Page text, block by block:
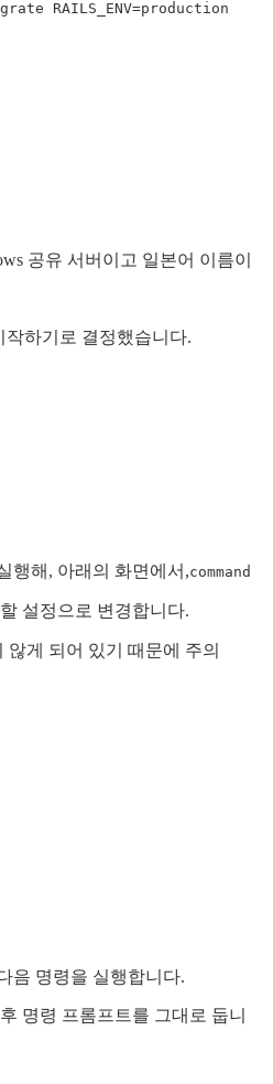
공유 서버이고 일본어 이름이
작하기로 결정했습니다.
행해, 아래의 화면에서,command
설정으로 변경합니다.
게 되어 있기 때문에 주의
음 명령을 실행합니다.
명령 프롬프트를 그대로 둡니